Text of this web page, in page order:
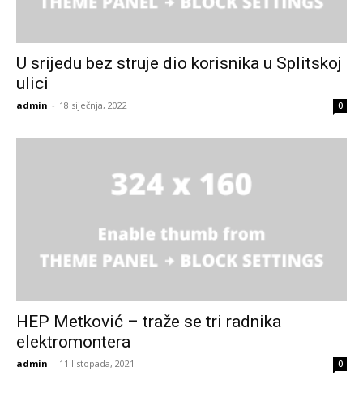
U srijedu bez struje dio korisnika u Splitskoj
ulici
admin - 18 siječnja, 2022 0
HEP Metković – traže se tri radnika
elektromontera
admin - 11 listopada, 2021 0